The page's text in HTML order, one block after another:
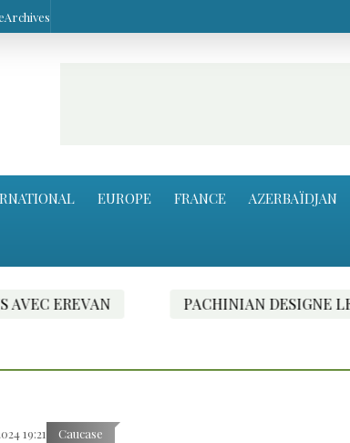
Archives
EUROPE FRANCE AZERBAÏDJAN
PACHINIAN DESIGNE LES
19:21 Caucase